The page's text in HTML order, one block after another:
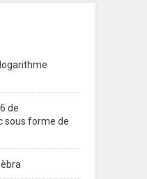
de
sous forme de